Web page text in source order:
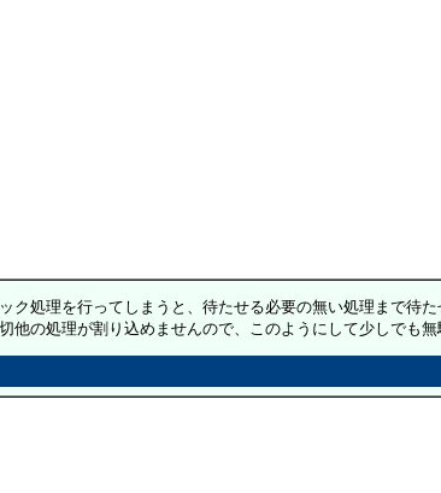
処理を行ってしまうと、待たせる必要の無い処理まで待た
の処理が割り込めませんので、このようにして少しでも無